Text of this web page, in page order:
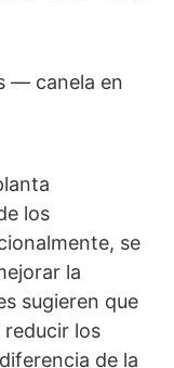
los
se
la
sugieren que
reducir los
de la